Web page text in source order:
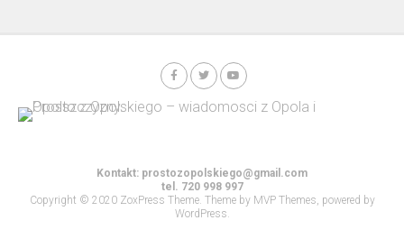
Kontakt: prostozopolskiego@gmail.com
tel. 720 998 997
Copyright © 2020 ZoxPress Theme. Theme by MVP Themes, powered by
WordPress.